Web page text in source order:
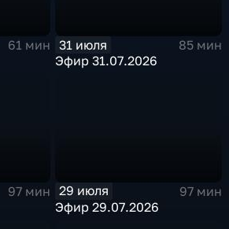
61 мин
31 июля
85 мин
Эфир 31.07.2026
97 мин
29 июля
97 мин
Эфир 29.07.2026